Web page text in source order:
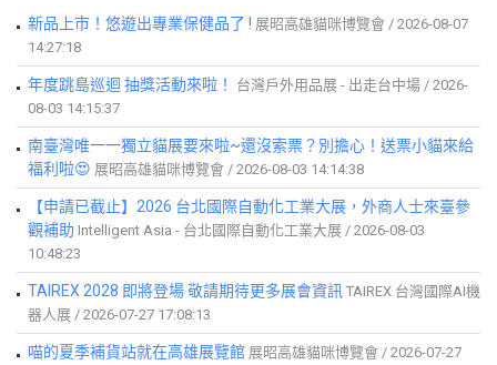
新品上市！悠遊出專業保健品了 ! 展昭高雄貓咪博覽會 / 2026-08-07
14:27:18
年度跳島巡迴 抽獎活動來啦！
台灣戶外用品展 - 出走台中場 / 2026-
08-03 14:15:37
南臺灣唯一一獨立貓展要來啦~還沒索票？別擔心！送票小貓來給
福利啦😍 展昭高雄貓咪博覽會 / 2026-08-03 14:14:38
【申請已截止】2026 台北國際自動化工業大展，外商人士來臺參
觀補助 Intelligent Asia - 台北國際自動化工業大展 / 2026-08-03
10:48:23
TAIREX 2028 即將登場 敬請期待更多展會資訊 TAIREX 台灣國際AI機
器人展 / 2026-07-27 17:08:13
喵的夏季補貨站就在高雄展覽館 展昭高雄貓咪博覽會 / 2026-07-27